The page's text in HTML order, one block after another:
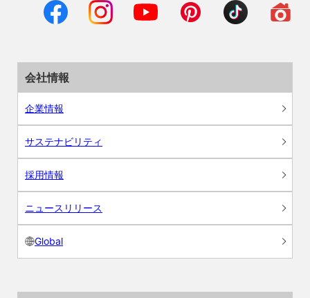
会社情報
企業情報
サステナビリティ
採用情報
ニュースリリース
Global